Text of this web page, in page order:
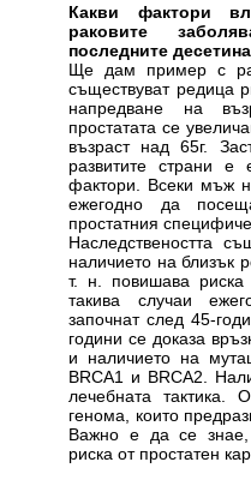
Какви фактори
раковите
последните
Ще дам пример с
съществуват редица
напредване на
простатата се
възраст над 65г.
развитите страни е
фактори. Всеки мъж
ежегодно да
простатния
Наследствеността
наличието на близък
т. н. повишава
такива случаи
започнат след 45-
години се доказа
и наличието на
BRCA1 и BRCA2.
лечебната тактика.
генома, които
Важно е да се знае,
риска от простатен